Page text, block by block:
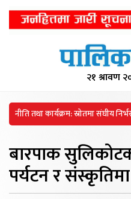
२१ श्रावण
नीति तथा कार्यक्रम: स्रोतमा संघीय
बारपाक
पर्यटन र